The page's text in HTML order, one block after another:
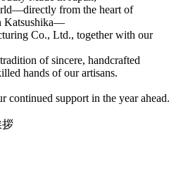
from the heart of
Katsushika—
Co., Ltd., together with our
of sincere, handcrafted
hands of our artisans.
continued support in the year ahead.
拶